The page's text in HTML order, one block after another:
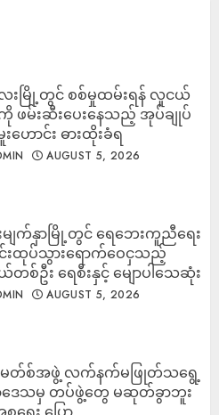
းမြို့တွင် စစ်မှုထမ်းရန် လူငယ်
ကို ဖမ်းဆီးပေးနေသည့် အုပ်ချုပ်
းဟောင်း ဓားထိုးခံရ
AUGUST 5, 2026
ျက်နှာမြို့တွင် ရေဘေးကူညီရေး
းထုပ်သွားရောက်ဝေငှသည့်
စ်ဦး ရေစီးနှင့် မျောပါသေဆုံး
AUGUST 5, 2026
မတ်စ်အဖွဲ့ လက်နက်မဖြုတ်သရွေ့
ာဒေသမှ တပ်ဖွဲ့တွေ မဆုတ်ခွာဘူး